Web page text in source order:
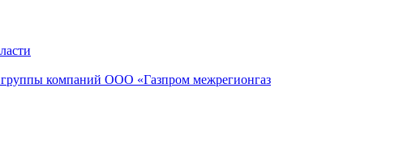
группы компаний ООО «Газпром межрегионгаз